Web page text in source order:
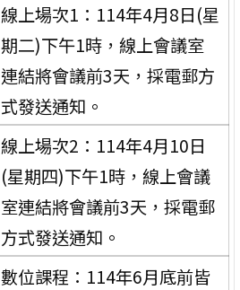
線上場次1：114年4月8日(星
期二)下午1時，線上會議室
連結將會議前3天，採電郵方
式發送通知。
線上場次2：114年4月10日
(星期四)下午1時，線上會議
室連結將會議前3天，採電郵
方式發送通知。
數位課程：114年6月底前皆